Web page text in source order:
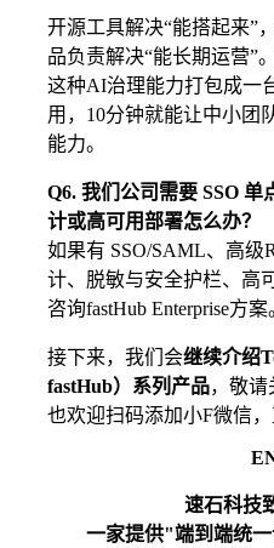
开源工具解决“能搭起来”
品负责解决“能长期运营”
这种AI治理能力打包成一
用，10分钟就能让中小团
能力。
Q6. 我们公司需要 SSO
计或高可用部署怎么办？
如果有 SSO/SAML、高
计、脱敏与安全护栏、高
咨询fastHub Enterprise方案
接下来，我们会继续介绍
fastHub）系列产品，敬请
也欢迎扫码添加小F微信
速石科技
一家提供"端到端统